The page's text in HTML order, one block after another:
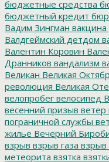
бюджетные средства
бюджетный кредит
Вадим Зингман вакцина
Валдгеймский детдом
Валентин Коровин
Дранников вандализм
Великан Великая
революция Великая
велопробег велосипед
весенний призыв ветер
пограничной службы
жилье Вечерний
взрыв взрыв газа взрыв
метеорита взятка